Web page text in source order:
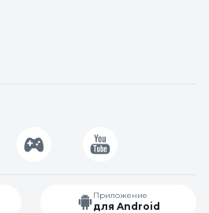
Приложение
для Android